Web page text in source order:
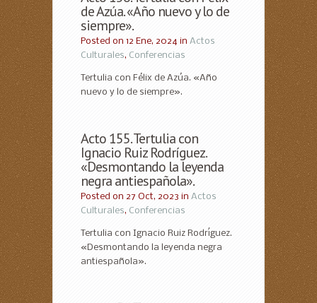
de Azúa. «Año nuevo y lo de
siempre».
Posted on 12 Ene, 2024 in Actos
Culturales, Conferencias
Tertulia con Félix de Azúa. «Año
nuevo y lo de siempre».
Acto 155. Tertulia con
Ignacio Ruiz Rodríguez.
«Desmontando la leyenda
negra antiespañola».
Posted on 27 Oct, 2023 in Actos
Culturales, Conferencias
Tertulia con Ignacio Ruiz Rodríguez.
«Desmontando la leyenda negra
antiespañola».